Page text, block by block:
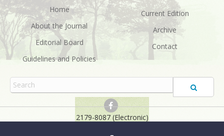
Home
About the Journal
Editorial Board
Guidelines and Policies
Current Edition
Archive
Contact
2179-8087 (Electronic)